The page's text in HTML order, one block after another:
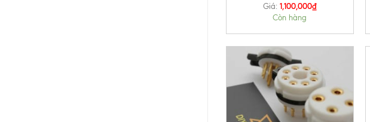
Giá: 1,100,000₫
Còn hàng